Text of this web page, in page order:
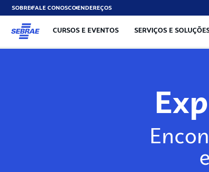
SOBREFALE CONOSCOENDEREÇOS
CURSOS E EVENTOS SERVIÇOS E